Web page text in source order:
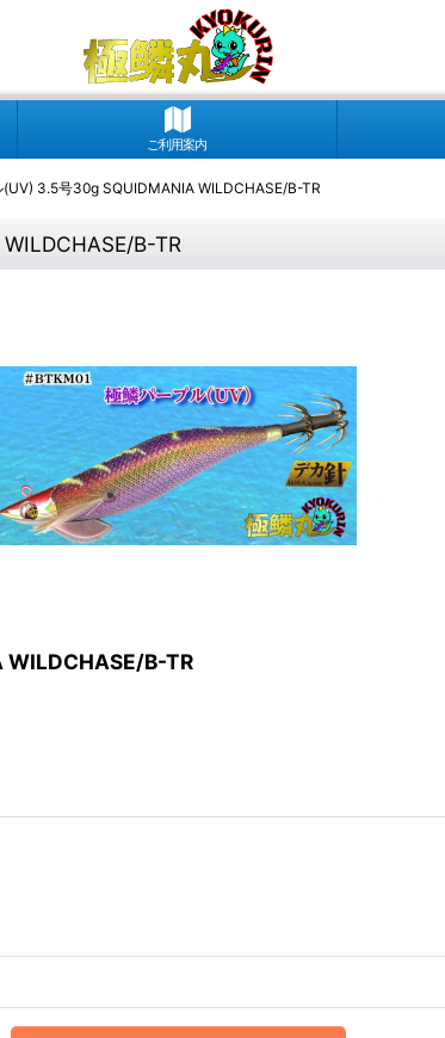
ご利用案内
(UV) 3.5号30g SQUIDMANIA WILDCHASE/B-TR
B-TR
WILDCHASE/B-TR